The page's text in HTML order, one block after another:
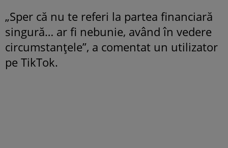
„Sper că nu te referi la partea financiară
singură… ar fi nebunie, având în vedere
circumstanțele”, a comentat un utilizator
pe TikTok.